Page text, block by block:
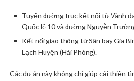
Tuyến đường trục kết nối từ Vành
Quốc lộ 10 và đường Nguyễn
Kết nối giao thông từ Sân bay Gia
Lạch Huyện (Hải Phòng).
Các dự án này không chỉ giúp cải thiện